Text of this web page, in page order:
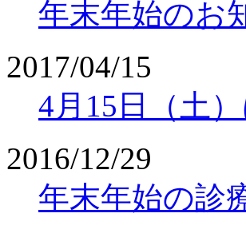
年末年始のお
2017/04/15
4月15日（土
2016/12/29
年末年始の診